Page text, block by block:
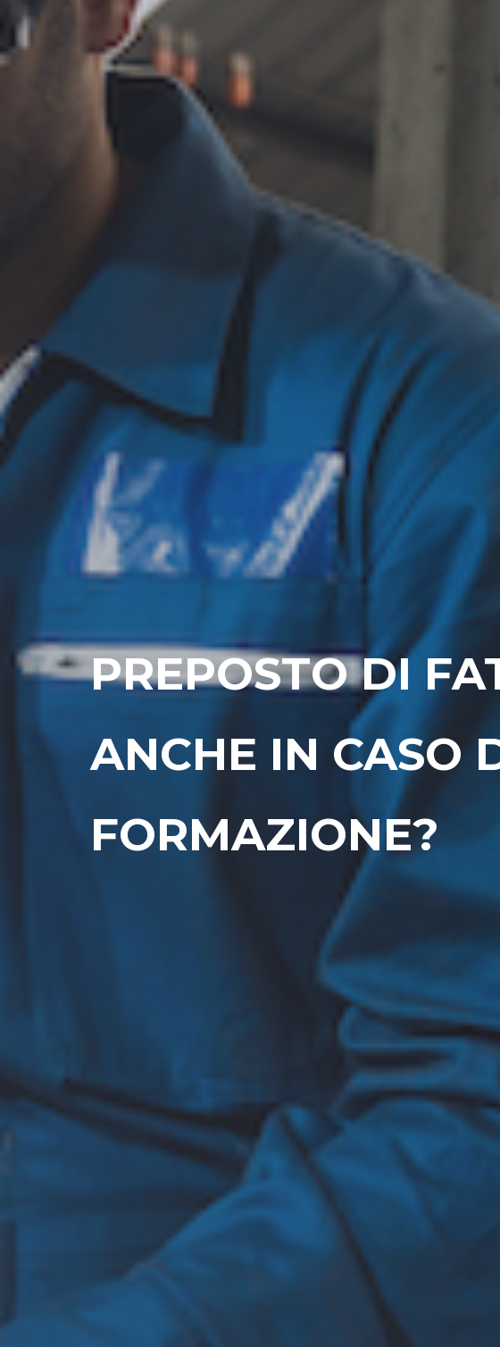
PREPOSTO DI
ANCHE IN CASO
FORMAZIONE?